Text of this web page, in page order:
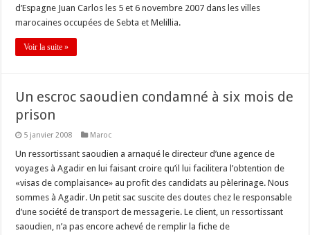
d’Espagne Juan Carlos les 5 et 6 novembre 2007 dans les villes
marocaines occupées de Sebta et Melillia.
Voir la suite »
Un escroc saoudien condamné à six mois de
prison
5 janvier 2008 Maroc
Un ressortissant saoudien a arnaqué le directeur d’une agence de
voyages à Agadir en lui faisant croire qu’il lui facilitera l’obtention de
«visas de complaisance» au profit des candidats au pèlerinage. Nous
sommes à Agadir. Un petit sac suscite des doutes chez le responsable
d’une société de transport de messagerie. Le client, un ressortissant
saoudien, n’a pas encore achevé de remplir la fiche de